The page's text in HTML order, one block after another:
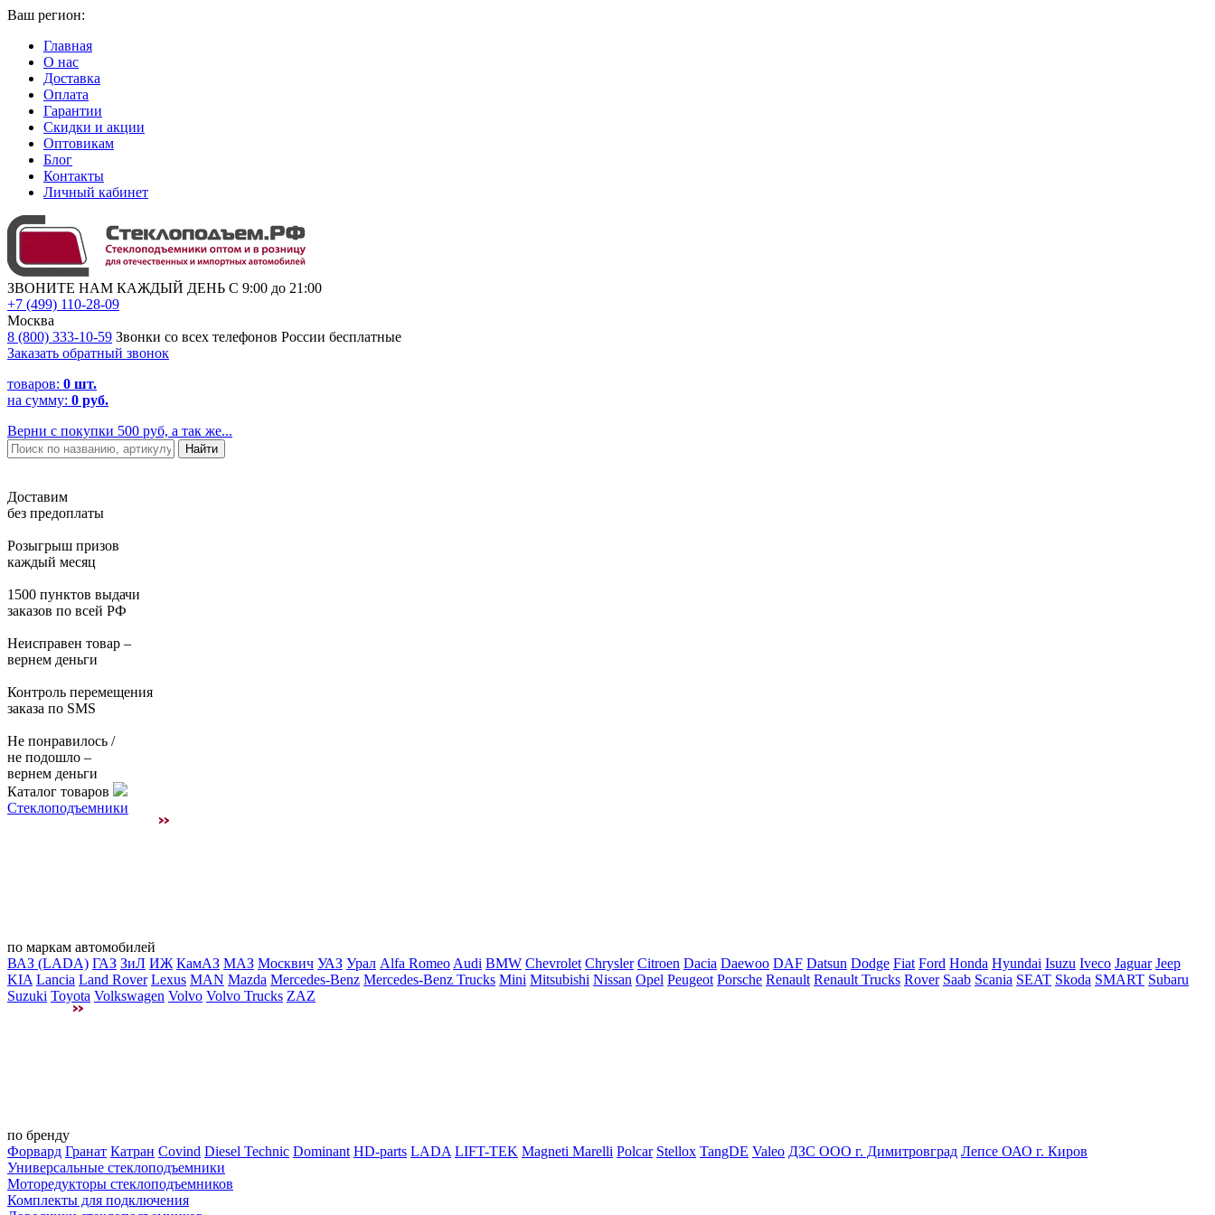
Ваш регион:
Главная
О нас
Доставка
Оплата
Гарантии
Скидки и акции
Оптовикам
Блог
Контакты
Личный кабинет
ЗВОНИТЕ НАМ КАЖДЫЙ ДЕНЬ С 9:00 до 21:00
+7 (499) 110-28-09
Москва
8 (800) 333-10-59 Звонки со всех телефонов России бесплатные
Заказать обратный звонок
товаров: 0 шт.
на сумму: 0 руб.
Верни с покупки 500 руб, а так же...
Доставим
без предоплаты
Розыгрыш призов
каждый месяц
1500 пунктов выдачи
заказов по всей РФ
Неисправен товар –
вернем деньги
Контроль перемещения
заказа по SMS
Не понравилось /
не подошло –
вернем деньги
Каталог товаров
Стеклоподъемники
по маркам автомобилей
ВАЗ (LADA) ГАЗ ЗиЛ ИЖ КамАЗ МАЗ Москвич УАЗ Урал Alfa Romeo Audi BMW Chevrolet Chrysler Citroen Dacia Daewoo DAF Datsun Dodge Fiat Ford Honda Hyundai Isuzu Iveco Jaguar Jeep
KIA Lancia Land Rover Lexus MAN Mazda Mercedes-Benz Mercedes-Benz Trucks Mini Mitsubishi Nissan Opel Peugeot Porsche Renault Renault Trucks Rover Saab Scania SEAT Skoda SMART Subaru
Suzuki Toyota Volkswagen Volvo Volvo Trucks ZAZ
по бренду
Форвард Гранат Катран Covind Diesel Technic Dominant HD-parts LADA LIFT-TEK Magneti Marelli Polcar Stellox TangDE Valeo ДЗС ООО г. Димитровград Лепсе ОАО г. Киров
Универсальные стеклоподъемники
Моторедукторы стеклоподъемников
Комплекты для подключения